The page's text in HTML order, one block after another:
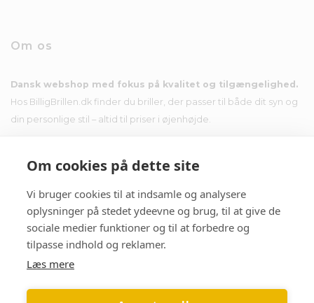
Om cookies på dette site
Vi bruger cookies til at indsamle og analysere
oplysninger på stedet ydeevne og brug, til at give de
sociale medier funktioner og til at forbedre og
tilpasse indhold og reklamer.
Læs mere
Om os
Dansk webshop med fokus på kvalitet og tilgængelighed.
Hos BilligBrillen.dk finder du briller, der passer til både dit syn og
din personlige stil – altid til priser i øjenhøjde.
Nyhedsbrev
Tilmeld dig nyhedsbrevet og få tilbud i din indbakke.